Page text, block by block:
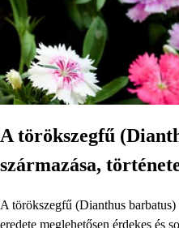
A törökszegfű
származása,
A törökszegfű (Dianthus
eredete meglehetősen érdekes és